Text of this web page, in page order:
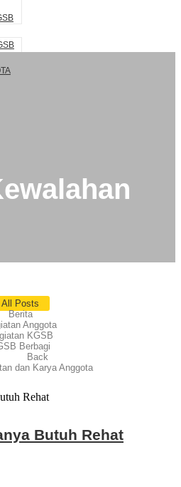
All Posts
Berita
Anggota
KGSB
Berbagi
Back
dan Karya Anggota
Butuh Rehat